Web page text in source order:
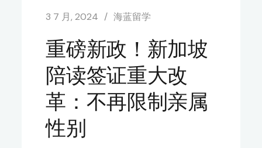
3 7 月, 2024 海蓝留学
重磅新政！新加坡
陪读签证重大改
革：不再限制亲属
性别